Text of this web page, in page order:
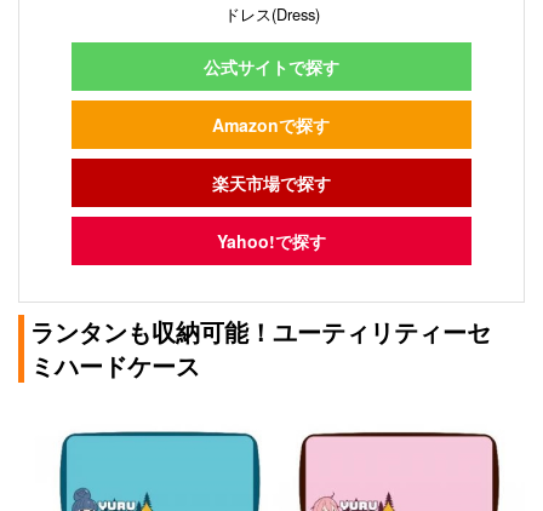
ドレス(Dress)
公式サイトで探す
Amazonで探す
楽天市場で探す
Yahoo!で探す
ランタンも収納可能！ユーティリティーセ
ミハードケース